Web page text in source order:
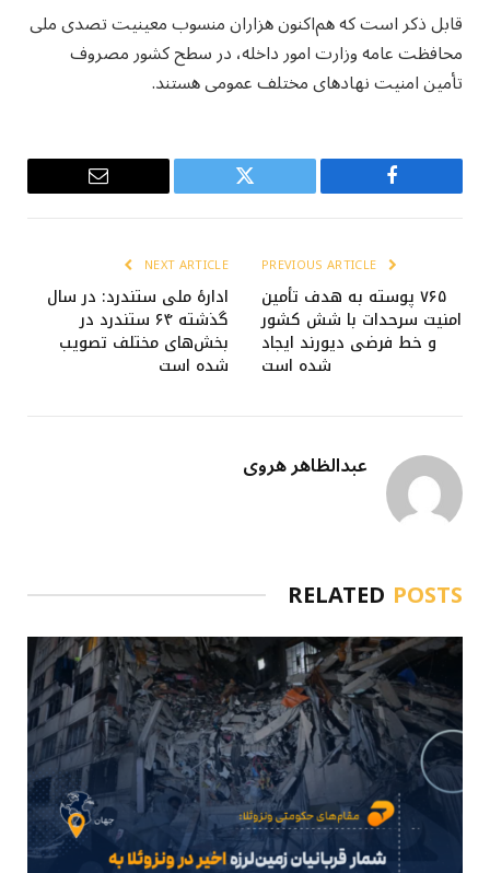
قابل ذکر است که هم‌اکنون هزاران منسوب معینیت تصدی ملی
محافظت عامه وزارت امور داخله، در سطح کشور مصروف
تأمین امنیت نهادهای مختلف عمومی هستند.
Facebook
Twitter
Email
۷۶۵ پوسته به هدف تأمین
امنیت سرحدات با شش کشور
و خط فرضی دیورند ایجاد
شده است
NEXT ARTICLE
ادارهٔ ملی ستندرد: در سال
گذشته ۶۴ ستندرد در
بخش‌های مختلف تصویب
شده است
عبدالظاهر هروی
RELATED POSTS